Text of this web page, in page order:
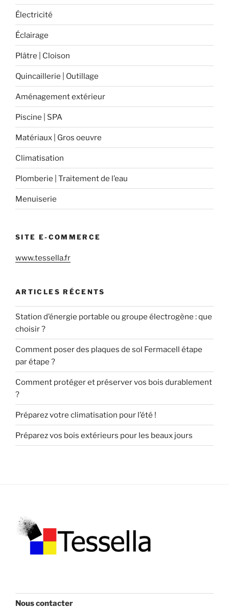
Électricité
Éclairage
Plâtre | Cloison
Quincaillerie | Outillage
Aménagement extérieur
Piscine | SPA
Matériaux | Gros oeuvre
Climatisation
Plomberie | Traitement de l’eau
Menuiserie
SITE E-COMMERCE
www.tessella.fr
ARTICLES RÉCENTS
Station d’énergie portable ou groupe électrogène : que
choisir ?
Comment poser des plaques de sol Fermacell étape
par étape ?
Comment protéger et préserver vos bois durablement
?
Préparez votre climatisation pour l’été !
Préparez vos bois extérieurs pour les beaux jours
Nous contacter